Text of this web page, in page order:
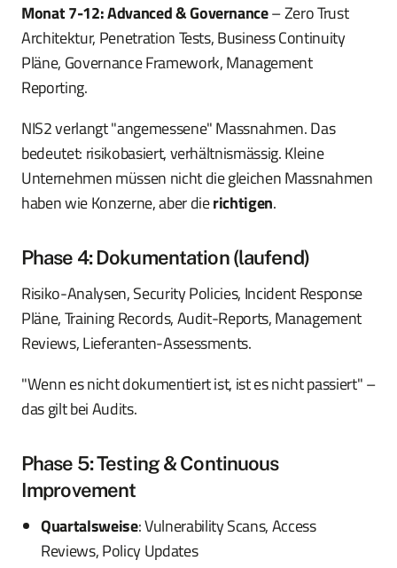
Monat 7-12: Advanced & Governance– Zero Trust
Architektur, Penetration Tests, Business Continuity
Pläne, Governance Framework, Management
Reporting.
NIS2 verlangt "angemessene" Massnahmen. Das
bedeutet: risikobasiert, verhältnismässig. Kleine
Unternehmen müssen nicht die gleichen Massnahmen
haben wie Konzerne, aber dierichtigen.
Phase 4: Dokumentation (laufend)
Risiko-Analysen, Security Policies, Incident Response
Pläne, Training Records, Audit-Reports, Management
Reviews, Lieferanten-Assessments.
"Wenn es nicht dokumentiert ist, ist es nicht passiert" –
das gilt bei Audits.
Phase 5: Testing & Continuous
Improvement
Quartalsweise: Vulnerability Scans, Access
Reviews, Policy Updates